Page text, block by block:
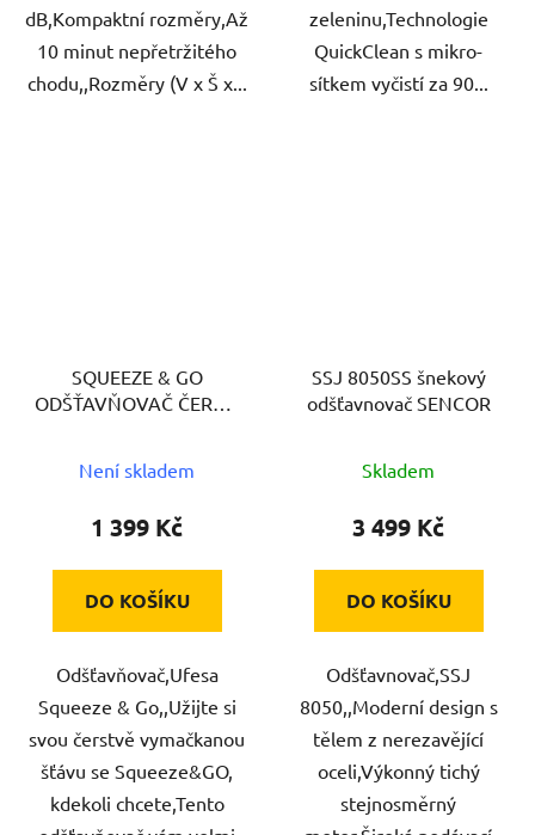
dB,Kompaktní rozměry,Až
10 minut nepřetržitého
chodu,,Rozměry (V x Š x...
zeleninu,Technologie
QuickClean s mikro-
sítkem vyčistí za 90...
SQUEEZE & GO
ODŠŤAVŇOVAČ ČERNÝ
Není skladem
1 399 Kč
DO KOŠÍKU
Odšťavňovač,Ufesa
Squeeze & Go,,Užijte si
svou čerstvě vymačkanou
šťávu se Squeeze&GO,
kdekoli chcete,Tento
SSJ 8050SS šnekový
odšťavnovač SENCOR
Skladem
3 499 Kč
DO KOŠÍKU
Odšťavnovač,SSJ
8050,,Moderní design s
tělem z nerezavějící
oceli,Výkonný tichý
stejnosměrný